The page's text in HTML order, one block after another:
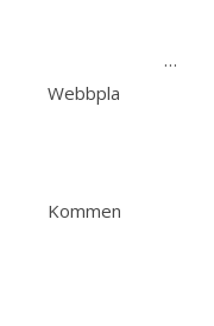
Webbplats
Kommentar
…